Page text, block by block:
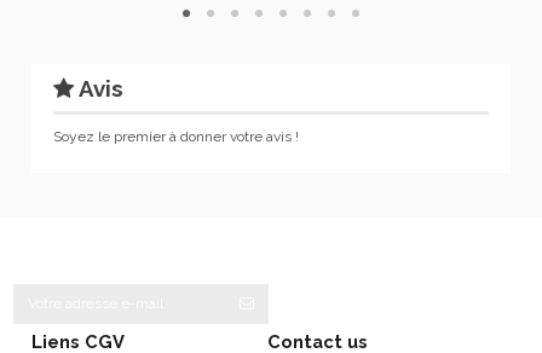
Avis
Soyez le premier à donner votre avis !
Liens CGV Contact us